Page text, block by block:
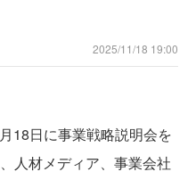
2025/11/18 19:00
18日に事業戦略説明会を
人材メディア、事業会社